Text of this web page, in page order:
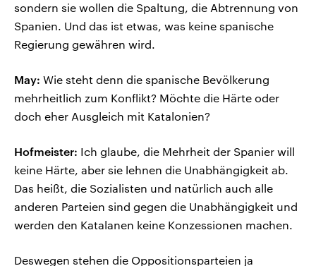
sondern sie wollen die Spaltung, die Abtrennung von
Spanien. Und das ist etwas, was keine spanische
Regierung gewähren wird.
May: Wie steht denn die spanische Bevölkerung
mehrheitlich zum Konflikt? Möchte die Härte oder
doch eher Ausgleich mit Katalonien?
Hofmeister: Ich glaube, die Mehrheit der Spanier will
keine Härte, aber sie lehnen die Unabhängigkeit ab.
Das heißt, die Sozialisten und natürlich auch alle
anderen Parteien sind gegen die Unabhängigkeit und
werden den Katalanen keine Konzessionen machen.
Deswegen stehen die Oppositionsparteien ja